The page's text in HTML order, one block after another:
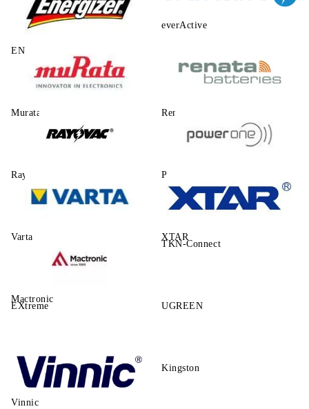
ENERGIZER
everActive
Murata Renata
Rayovac Power One
Varta XTAR
Mactronic
TKN-Connect
EXtreme UGREEN
Vinnic
Kingston